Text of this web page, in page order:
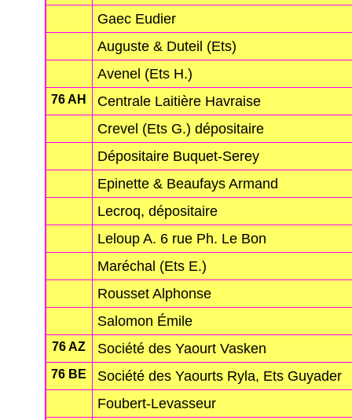
Gaec Eudier
Auguste & Duteil (Ets)
Avenel (Ets H.)
76 AH
Centrale Laitière Havraise
Crevel (Ets G.) dépositaire
Dépositaire Buquet-Serey
Epinette & Beaufays Armand
Lecroq, dépositaire
Leloup A. 6 rue Ph. Le Bon
Maréchal (Ets E.)
Rousset Alphonse
Salomon Émile
76 AZ Société des Yaourt Vasken
76 BE
Société des Yaourts Ryla, Ets Guyader
Foubert-Levasseur